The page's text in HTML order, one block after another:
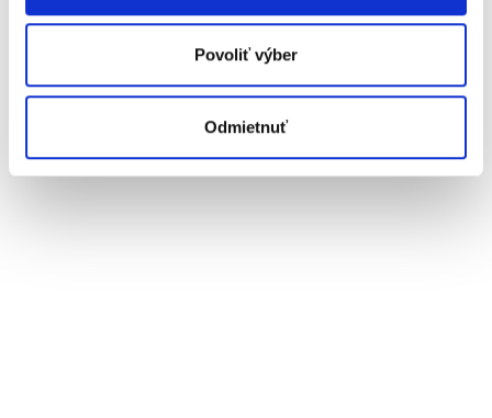
Povoliť výber
Odmietnuť